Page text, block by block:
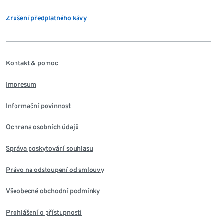
Zrušení předplatného kávy
Kontakt & pomoc
Impresum
Informační povinnost
Ochrana osobních údajů
Správa poskytování souhlasu
Právo na odstoupení od smlouvy
Všeobecné obchodní podmínky
Prohlášení o přístupnosti